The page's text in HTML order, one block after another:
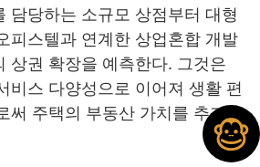
담당하는 소규모 상점부터 대형
피스텔과 연계한 상업혼합 개발
상권 확장을 예측한다. 그것은
비스 다양성으로 이어져 생활 편
써 주택의 부동산 가치를 추가로